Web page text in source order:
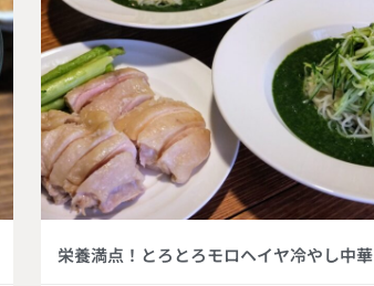
栄養満点！とろとろモロヘイヤ冷やし中華